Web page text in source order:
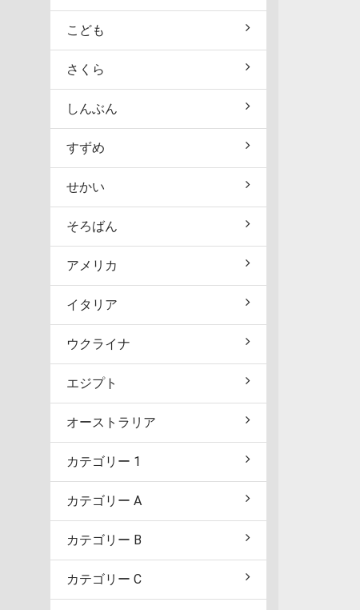
こども
さくら
しんぶん
すずめ
せかい
そろばん
アメリカ
イタリア
ウクライナ
エジプト
オーストラリア
カテゴリー 1
カテゴリー A
カテゴリー B
カテゴリー C